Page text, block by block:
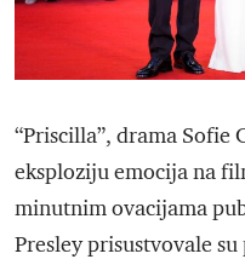
“Priscilla”, drama Sofie
eksploziju emocija na
minutnim ovacijama
Presley prisustvovale